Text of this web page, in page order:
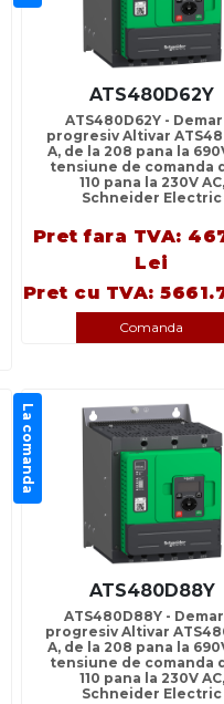
ATS480D62Y
ATS480D62Y -
progresiv Altivar
A, de la 208 pana la
tensiune de comanda
110 pana la 230V AC,
Schneider Electric
Pret fara TVA:
Lei
Pret cu TVA:
Comanda
La comanda
ATS480D88Y
ATS480D88Y -
progresiv Altivar
A, de la 208 pana la
tensiune de comanda
110 pana la 230V AC,
Schneider Electric